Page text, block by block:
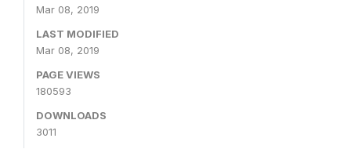
Mar 08, 2019
LAST MODIFIED
Mar 08, 2019
PAGE VIEWS
180593
DOWNLOADS
3011